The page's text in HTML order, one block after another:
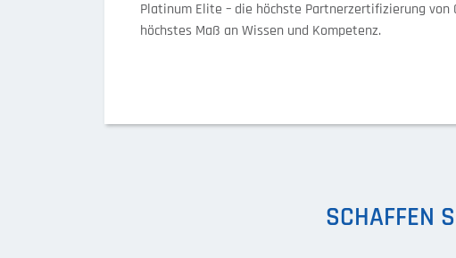
Platinum Elite – die höchste Partnerzertifizierung von
höchstes Maß an Wissen und Kompetenz.
SCHAFFEN